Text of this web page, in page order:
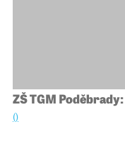
ZŠ TGM
()